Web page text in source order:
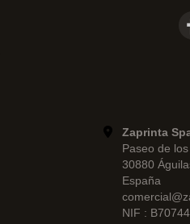
Zaprinta
Paseo de
30880
España
NIF :